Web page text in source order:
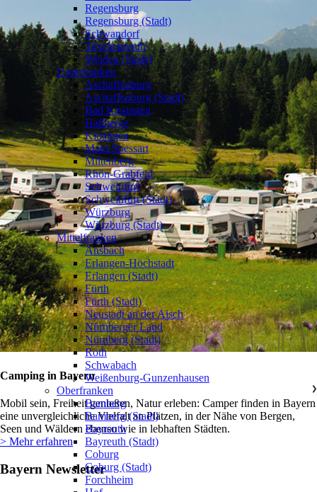
Camping in Bayern
Mobil sein, Freiheit genießen, Natur erleben: Camper finden in Bayern
eine unvergleichliche Vielfalt an Plätzen, in der Nähe von Bergen,
Seen und Wäldern ebenso wie in lebhaften Städten.
> Mehr erfahren
Bayern Newsletter
Regensburg
Regensburg (Stadt)
Schwandorf
Tirschenreuth
Weiden (Stadt)
Unterfranken
❯
Aschaffenburg
Aschaffenburg (Stadt)
Bad Kissingen
Haßberge
Kitzingen
Main-Spessart
Miltenberg
Rhön-Grabfeld
Schweinfurt
Schweinfurt (Stadt)
Würzburg
Würzburg (Stadt)
Mittelfranken
❯
Ansbach
Erlangen-Höchstadt
Erlangen (Stadt)
Fürth
Fürth (Stadt)
Neustadt an der Aisch
Nürnberger Land
Nürnberg (Stadt)
Roth
Schwabach
Weißenburg-Gunzenhausen
Oberfranken
❯
Bamberg
Bamberg (Stadt)
Bayreuth
Bayreuth (Stadt)
Coburg
Coburg (Stadt)
Forchheim